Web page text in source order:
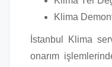
Klima
İstanbul Klima
onarım